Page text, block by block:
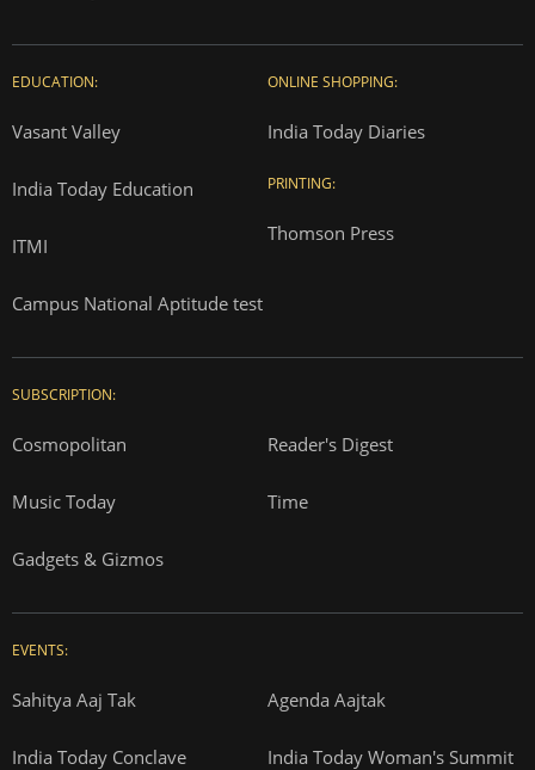
EDUCATION:
Vasant Valley
India Today Education
ITMI
Campus National Aptitude test
ONLINE SHOPPING:
India Today Diaries
PRINTING:
Thomson Press
SUBSCRIPTION:
Cosmopolitan Reader's Digest
Music Today Time
Gadgets & Gizmos
EVENTS:
Sahitya Aaj Tak Agenda Aajtak
India Today Conclave India Today Woman's Summit